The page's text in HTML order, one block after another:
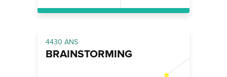
4430 ANS
BRAINSTORMING